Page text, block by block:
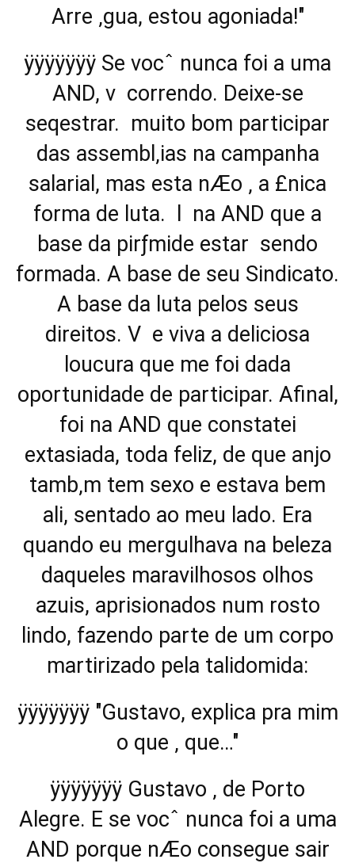
Arre ‚gua, estou agoniada!"
ÿÿÿÿÿÿÿ Se vocˆ nunca foi a uma
AND, v correndo. Deixe-se
seqestrar.  muito bom participar
das assembl‚ias na campanha
salarial, mas esta nÆo ‚ a £nica
forma de luta.  l na AND que a
base da pirƒmide estar sendo
formada. A base de seu Sindicato.
A base da luta pelos seus
direitos. V e viva a deliciosa
loucura que me foi dada
oportunidade de participar. Afinal,
foi na AND que constatei
extasiada, toda feliz, de que anjo
tamb‚m tem sexo e estava bem
ali, sentado ao meu lado. Era
quando eu mergulhava na beleza
daqueles maravilhosos olhos
azuis, aprisionados num rosto
lindo, fazendo parte de um corpo
martirizado pela talidomida:
ÿÿÿÿÿÿÿ "Gustavo, explica pra mim
o que ‚ que…"
ÿÿÿÿÿÿÿ Gustavo ‚ de Porto
Alegre. E se vocˆ nunca foi a uma
AND porque nÆo consegue sair